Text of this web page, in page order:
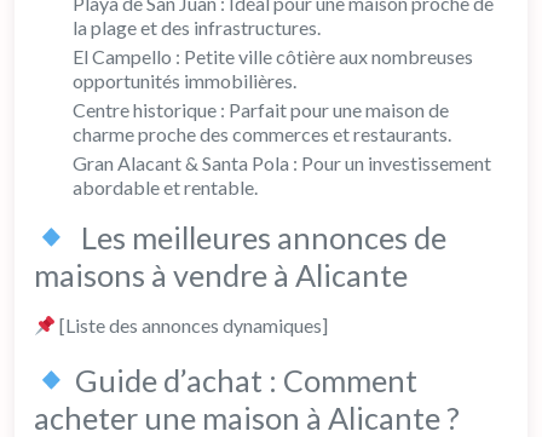
la plage et des infrastructures.
El Campello : Petite ville côtière aux nombreuses
opportunités immobilières.
Centre historique : Parfait pour une maison de
charme proche des commerces et restaurants.
Gran Alacant & Santa Pola : Pour un investissement
abordable et rentable.
Les meilleures annonces de
maisons à vendre à Alicante
[Liste des annonces dynamiques]
Guide d’achat : Comment
acheter une maison à Alicante ?